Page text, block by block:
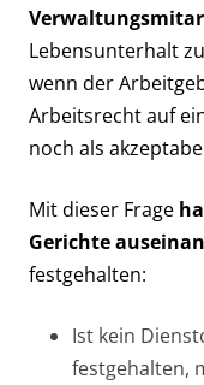
Lebensunterhalt
wenn der
Arbeitsrecht auf
noch als
Mit dieser Frage
Gerichte
festgehalten:
Ist kein
festgehalten,